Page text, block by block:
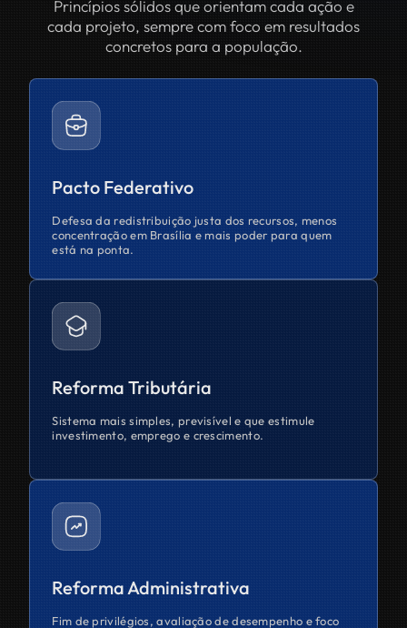
Princípios sólidos que orientam cada ação e
cada projeto, sempre com foco em resultados
concretos para a população.
Pacto Federativo
Defesa da redistribuição justa dos recursos, menos
concentração em Brasília e mais poder para quem
está na ponta.
Reforma Tributária
Sistema mais simples, previsível e que estimule
investimento, emprego e crescimento.
Reforma Administrativa
Fim de privilégios, avaliação de desempenho e foco